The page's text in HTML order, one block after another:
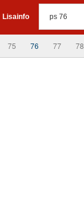
Lisainfo
75 76 77 78